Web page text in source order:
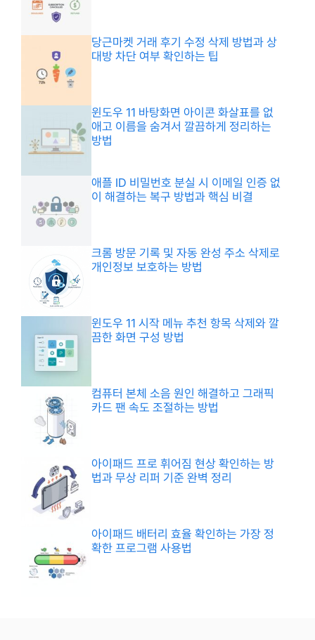
당근마켓 거래 후기 수정 삭제 방법과 상
대방 차단 여부 확인하는 팁
윈도우 11 바탕화면 아이콘 화살표를 없
애고 이름을 숨겨서 깔끔하게 정리하는
방법
애플 ID 비밀번호 분실 시 이메일 인증 없
이 해결하는 복구 방법과 핵심 비결
크롬 방문 기록 및 자동 완성 주소 삭제로
개인정보 보호하는 방법
윈도우 11 시작 메뉴 추천 항목 삭제와 깔
끔한 화면 구성 방법
컴퓨터 본체 소음 원인 해결하고 그래픽
카드 팬 속도 조절하는 방법
아이패드 프로 휘어짐 현상 확인하는 방
법과 무상 리퍼 기준 완벽 정리
아이패드 배터리 효율 확인하는 가장 정
확한 프로그램 사용법